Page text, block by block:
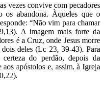
vezes convive com pecadores
os abandona. Àqueles que o
“Não vim para chamar
A imagem mais forte da
é a Cruz, onde Jesus morre
deles (Lc 23, 39-43). Para
do perdão, depois da
apóstolos e, assim, à Igreja